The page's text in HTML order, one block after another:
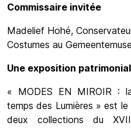
Commissaire invitée
Madelief Hohé,
Costumes au
Une exposition
« MODES EN MIROIR :
temps des Lumières » est
deux collections du